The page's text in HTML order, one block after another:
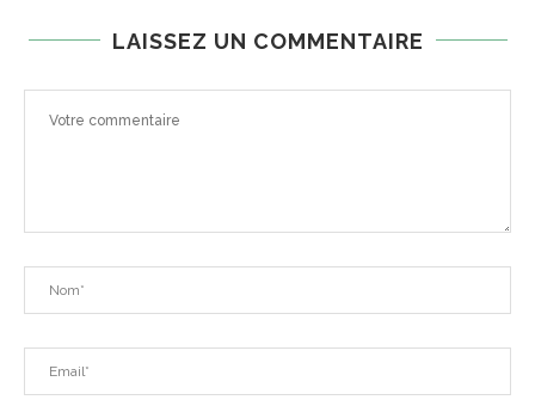
LAISSEZ UN COMMENTAIRE